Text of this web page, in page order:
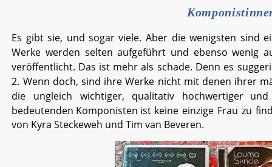
Es gibt sie, und sogar viele. Aber die wenigsten sind
Werke werden selten aufgeführt und ebenso wenig
veröffentlicht. Das ist mehr als schade. Denn es
2. Wenn doch, sind ihre Werke nicht mit denen ihrer
die
ungleich wichtiger, qualitativ hochwertiger und
bedeutenden Komponisten ist keine einzige Frau zu
von Kyra Steckeweh und Tim van Beveren.